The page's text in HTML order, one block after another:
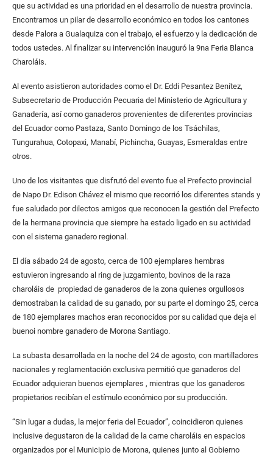
que su actividad es una prioridad en el desarrollo de nuestra provincia.
Encontramos un pilar de desarrollo económico en todos los cantones
desde Palora a Gualaquiza con el trabajo, el esfuerzo y la dedicación de
todos ustedes. Al finalizar su intervención inauguró la 9na Feria Blanca
Charoláis.
Al evento asistieron autoridades como el Dr. Eddi Pesantez Benítez,
Subsecretario de Producción Pecuaria del Ministerio de Agricultura y
Ganadería, así como ganaderos provenientes de diferentes provincias
del Ecuador como Pastaza, Santo Domingo de los Tsáchilas,
Tungurahua, Cotopaxi, Manabí, Pichincha, Guayas, Esmeraldas entre
otros.
Uno de los visitantes que disfrutó del evento fue el Prefecto provincial
de Napo Dr. Edison Chávez el mismo que recorrió los diferentes stands y
fue saludado por dilectos amigos que reconocen la gestión del Prefecto
de la hermana provincia que siempre ha estado ligado en su actividad
con el sistema ganadero regional.
El día sábado 24 de agosto, cerca de 100 ejemplares hembras
estuvieron ingresando al ring de juzgamiento, bovinos de la raza
charoláis de propiedad de ganaderos de la zona quienes orgullosos
demostraban la calidad de su ganado, por su parte el domingo 25, cerca
de 180 ejemplares machos eran reconocidos por su calidad que deja el
buenoi nombre ganadero de Morona Santiago.
La subasta desarrollada en la noche del 24 de agosto, con martilladores
nacionales y reglamentación exclusiva permitió que ganaderos del
Ecuador adquieran buenos ejemplares , mientras que los ganaderos
propietarios recibían el estímulo económico por su producción.
“Sin lugar a dudas, la mejor feria del Ecuador”, coincidieron quienes
inclusive degustaron de la calidad de la carne charoláis en espacios
organizados por el Municipio de Morona, quienes junto al Gobierno